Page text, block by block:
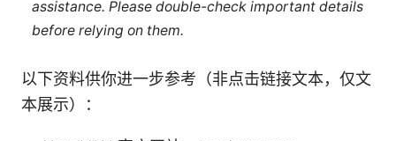
assistance. Please double-check important details
before relying on them.
以下资料供你进一步参考（非点击链接文本，仅文
本展示）：